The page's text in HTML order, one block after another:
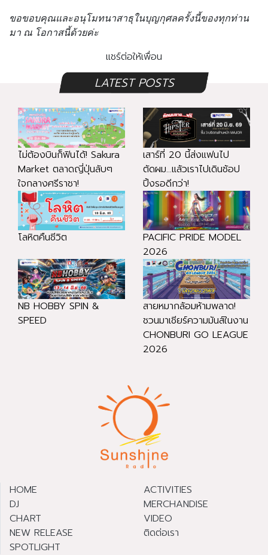
ขอขอบคุณและอนุโมทนาสาธุในบุญกุศลครั้งนี้ของทุกท่าน
มา ณ โอกาสนี้ด้วยค่ะ
แชร์ต่อให้เพื่อน
LATEST POSTS
ไม่ต้องบินก็ฟินได้! Sakura
Market ตลาดญี่ปุ่นลับๆ
ใจกลางศรีราชา!
เสาร์ที่ 20 นี้ส่งแฟนไป
ตัดผม...แล้วเราไปเดินช้อป
ปิ้งรอดีกว่า!
โลหิตคืนชีวิต
PACIFIC PRIDE MODEL
2026
NB HOBBY SPIN &
SPEED
สายหมากล้อมห้ามพลาด!
ชวนมาเชียร์ความมันส์ในงาน
CHONBURI GO LEAGUE
2026
HOME
DJ
CHART
NEW RELEASE
SPOTLIGHT
ACTIVITIES
MERCHANDISE
VIDEO
ติดต่อเรา